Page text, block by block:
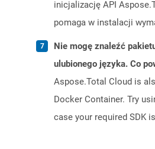
inicjalizację API
pomaga w instalacji
Nie mogę znaleźć
ulubionego języka. Co
Aspose.Total Cloud is
Docker Container. Try
case your required SDK